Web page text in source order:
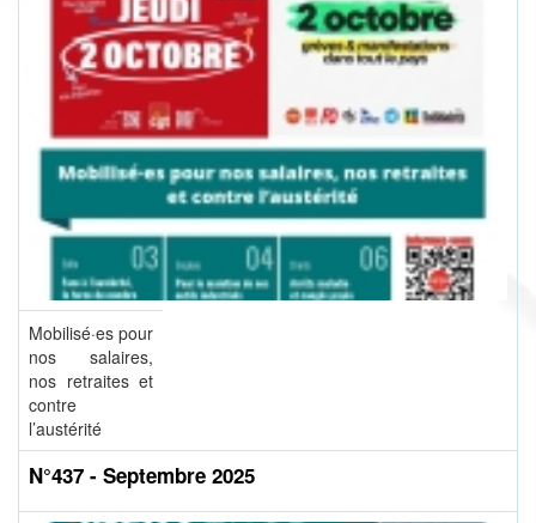
Mobilisé·es pour
nos salaires,
nos retraites et
contre
l’austérité
N°437 - Septembre 2025